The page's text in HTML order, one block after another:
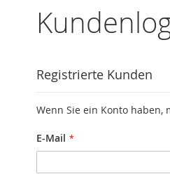
Registrierte Kunden
Wenn Sie ein Konto haben,
E-Mail